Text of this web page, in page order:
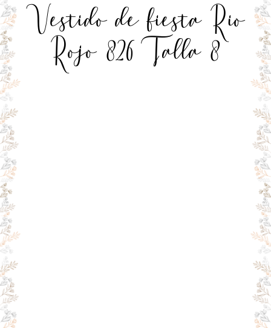
Vestido de fiesta Rio
Rojo 826 Talla 8